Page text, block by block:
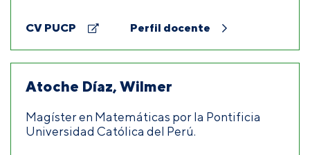
CV PUCP Perfil docente
Atoche Díaz, Wilmer
Magíster en Matemáticas por la Pontificia
Universidad Católica del Perú.